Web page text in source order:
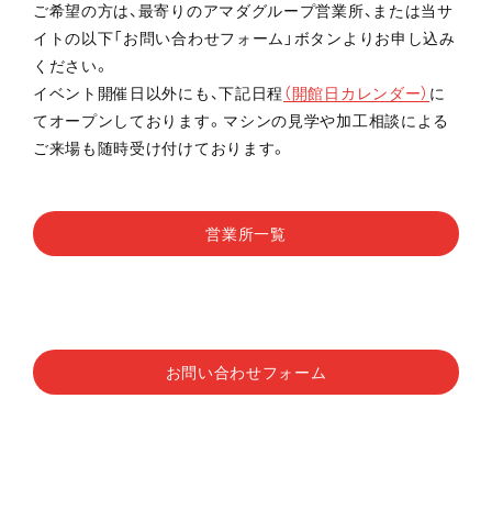
ご希望の方は、最寄りのアマダグループ営業所、または当サ
イトの以下「お問い合わせフォーム」ボタンよりお申し込み
ください。
イベント開催日以外にも、下記日程 （開館日カレンダー） に
てオープンしております。マシンの見学や加工相談による
ご来場も随時受け付けております。
営業所一覧
お問い合わせフォーム